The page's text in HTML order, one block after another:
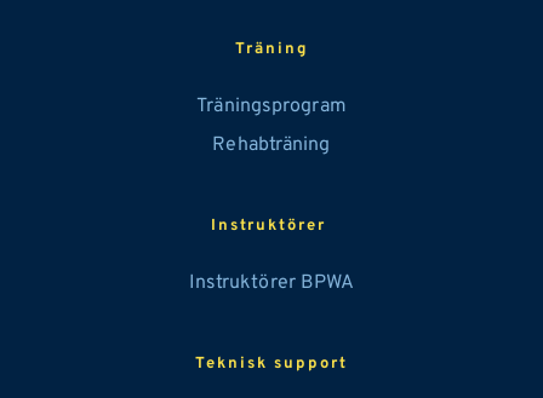
Träning
Träningsprogram
Rehabträning
Instruktörer
Instruktörer BPWA
Teknisk support